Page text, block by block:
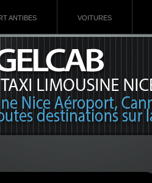
ANTIBES VOITURES